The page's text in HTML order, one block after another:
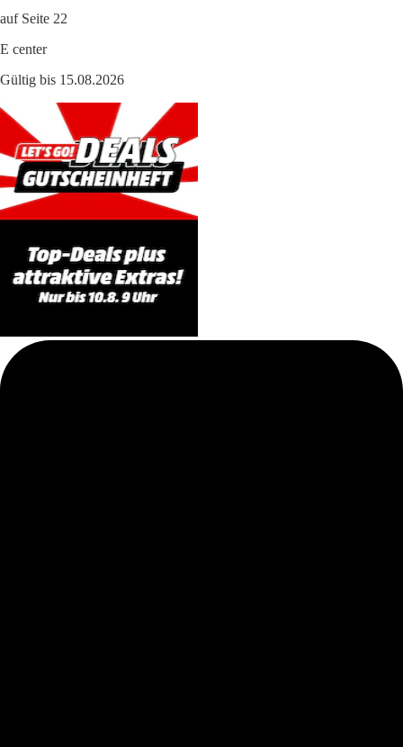
auf Seite 22
E center
Gültig bis 15.08.2026